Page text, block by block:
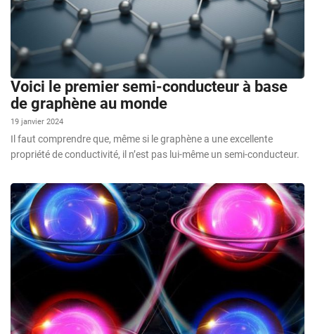
Voici le premier semi-conducteur à base
de graphène au monde
19 janvier 2024
Il faut comprendre que, même si le graphène a une excellente
propriété de conductivité, il n’est pas lui-même un semi-conducteur.